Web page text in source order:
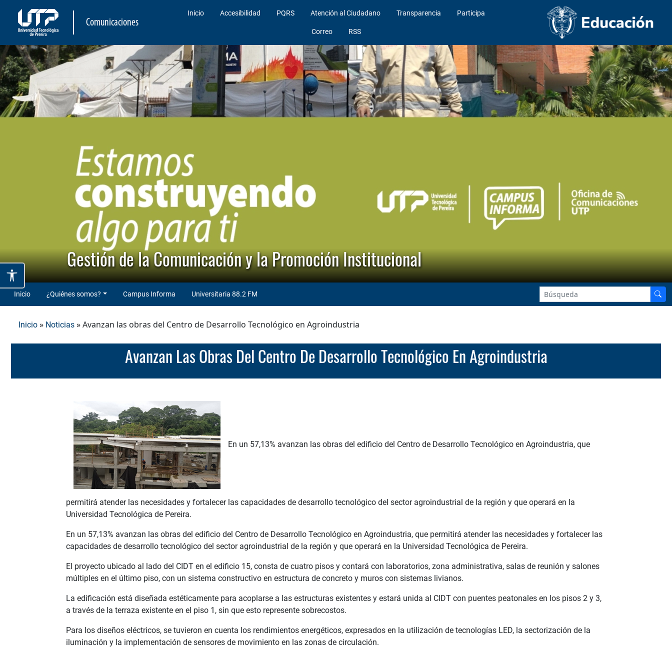
Comunicaciones
Inicio Accesibilidad PQRS Atención al Ciudadano Transparencia Participa
Correo RSS
Gestión de la Comunicación y la Promoción Institucional
Inicio ¿Quiénes somos? Campus Informa Universitaria 88.2 FM
Inicio » Noticias » Avanzan las obras del Centro de Desarrollo Tecnológico en Agroindustria
Avanzan Las Obras Del Centro De Desarrollo Tecnológico En Agroindustria
En un 57,13% avanzan las obras del edificio del Centro de Desarrollo Tecnológico en Agroindustria, que
permitirá atender las necesidades y fortalecer las capacidades de desarrollo tecnológico del sector agroindustrial de la región y que operará en la
Universidad Tecnológica de Pereira.
En un 57,13% avanzan las obras del edificio del Centro de Desarrollo Tecnológico en Agroindustria, que permitirá atender las necesidades y fortalecer las
capacidades de desarrollo tecnológico del sector agroindustrial de la región y que operará en la Universidad Tecnológica de Pereira.
El proyecto ubicado al lado del CIDT en el edificio 15, consta de cuatro pisos y contará con laboratorios, zona administrativa, salas de reunión y salones
múltiples en el último piso, con un sistema constructivo en estructura de concreto y muros con sistemas livianos.
La edificación está diseñada estéticamente para acoplarse a las estructuras existentes y estará unida al CIDT con puentes peatonales en los pisos 2 y 3,
a través de la terraza existente en el piso 1, sin que esto represente sobrecostos.
Para los diseños eléctricos, se tuvieron en cuenta los rendimientos energéticos, expresados en la utilización de tecnologías LED, la sectorización de la
iluminación y la implementación de sensores de movimiento en las zonas de circulación.